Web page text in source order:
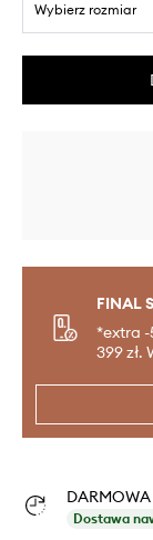
Wybierz rozmiar
FINAL
*extra -
399 zł.
Dostawa